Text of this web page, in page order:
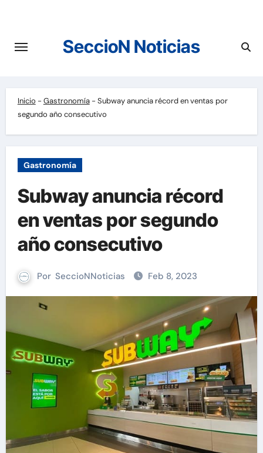
contenido
SeccioN Noticias
Inicio - Gastronomía- Subway anuncia récord en ventas por
segundo año consecutivo
Gastronomía
Subway anuncia récord
en ventas por segundo
año consecutivo
Por SeccioNNoticias Feb 8, 2023